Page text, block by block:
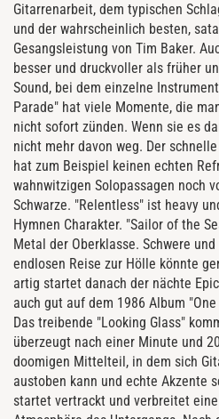
Gitarrenarbeit, dem typischen
und der wahrscheinlich besten,
Gesangsleistung von Tim Baker.
besser und druckvoller als früher
Sound, bei dem einzelne
Parade" hat viele Momente, die
nicht sofort zünden. Wenn sie es
nicht mehr davon weg. Der
hat zum Beispiel keinen echten
wahnwitzigen Solopassagen noch
Schwarze. "Relentless" ist heavy
Hymnen Charakter. "Sailor of the
Metal der Oberklasse. Schwere
endlosen Reise zur Hölle könnte
artig startet danach der nächte
auch gut auf dem 1986 Album
Das treibende "Looking Glass"
überzeugt nach einer Minute und
doomigen Mittelteil, in dem sich
austoben kann und echte Akzente
startet vertrackt und verbreitet